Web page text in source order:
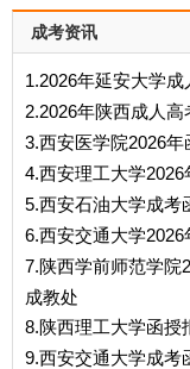
成考资讯
1.2026年延安大学
2.2026年陕西成人
3.西安医学院2026
4.西安理工大学
5.西安石油大学成考
6.西安交通大学
7.陕西学前师范学院
成教处
8.陕西理工大学函授
9.西安交通大学成考